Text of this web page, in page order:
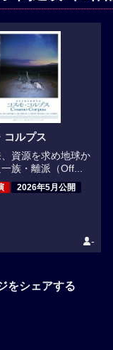
コルプス
資源を求め地球か
族・離派（Off...
2026年5月公開
-
をシェアする